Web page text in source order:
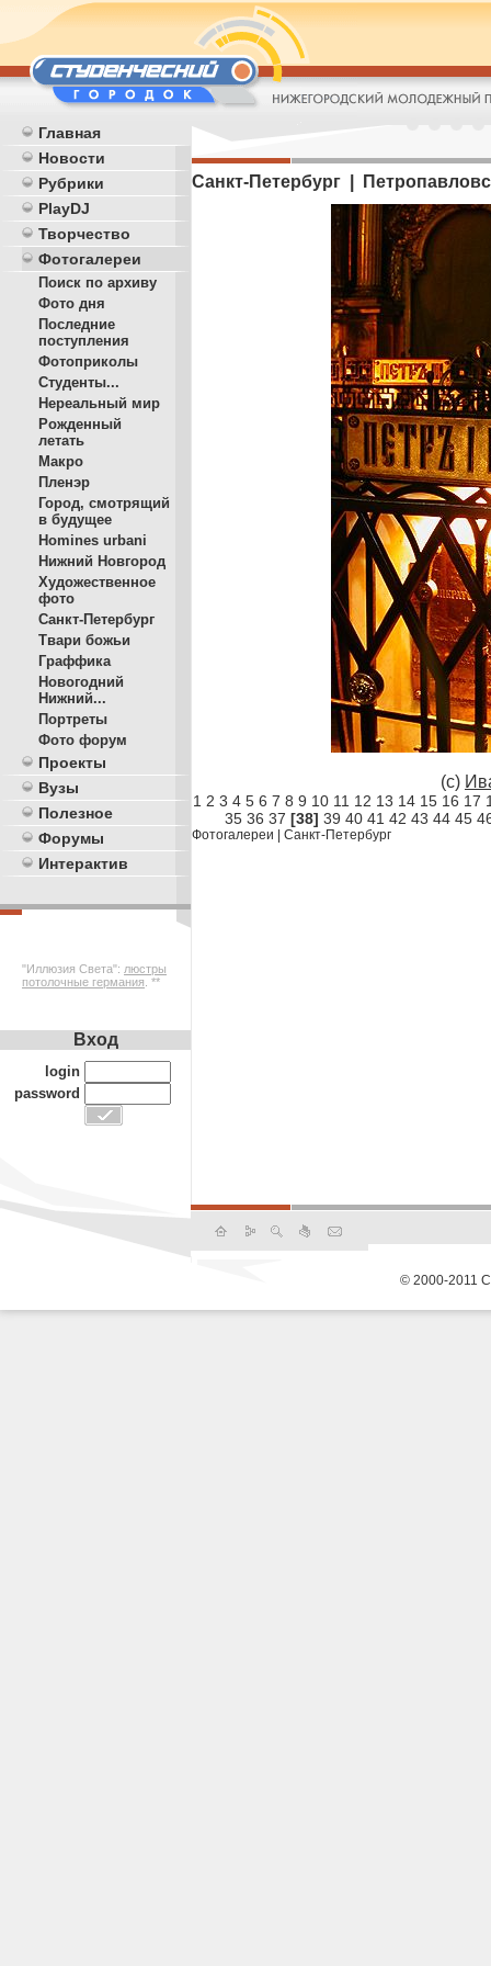
Главная
Новости
Рубрики
PlayDJ
Творчество
Фотогалереи
Поиск по архиву
Фото дня
Последние
поступления
Фотоприколы
Студенты...
Нереальный мир
Рожденный
летать
Макро
Пленэр
Город, смотрящий
в будущее
Homines urbani
Нижний Новгород
Художественное
фото
Санкт-Петербург
Твари божьи
Граффика
Новогодний
Нижний...
Портреты
Фото форум
Проекты
Вузы
Полезное
Форумы
Интерактив
"Иллюзия Света": люстры
потолочные германия . **
Санкт-Петербург |
(c)
1 2 3 4 5 6 7 8 9 10 11 12 13 14 15 16 17
35 36 37 [38] 39 40 41 42 43 44 45
Фотогалереи Санкт-Петербург
Вход
login
password
© 2000-2011